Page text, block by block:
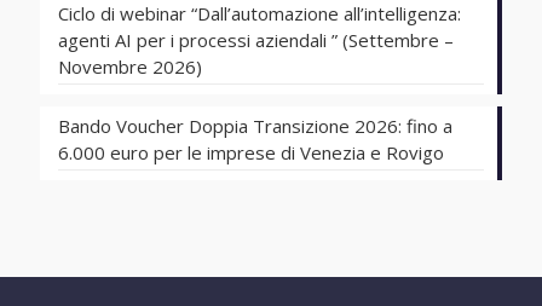
Ciclo di webinar “Dall’automazione all’intelligenza:
agenti AI per i processi aziendali ” (Settembre –
Novembre 2026)
Bando Voucher Doppia Transizione 2026: fino a
6.000 euro per le imprese di Venezia e Rovigo